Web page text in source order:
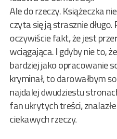
Ale do rzeczy. Książeczka
czyta się ją strasznie
oczywiście fakt, że jest
wciągająca. I gdyby nie to,
bardziej jako opracowanie
kryminał, to darowałbym
najdalej dwudziestu
fan ukrytych treści,
ciekawych rzeczy.